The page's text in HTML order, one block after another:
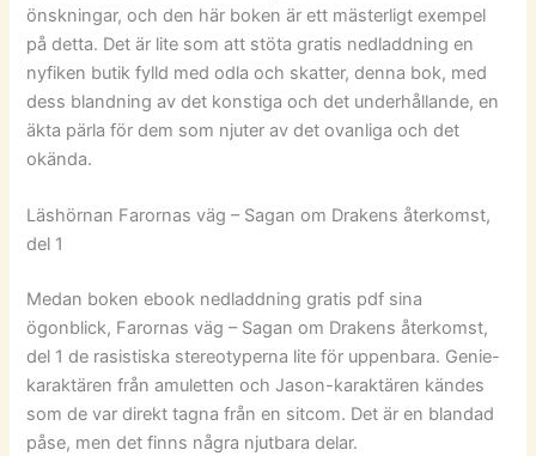
önskningar, och den här boken är ett mästerligt exempel
på detta. Det är lite som att stöta gratis nedladdning en
nyfiken butik fylld med odla och skatter, denna bok, med
dess blandning av det konstiga och det underhållande, en
äkta pärla för dem som njuter av det ovanliga och det
okända.
Läshörnan Farornas väg – Sagan om Drakens återkomst,
del 1
Medan boken ebook nedladdning gratis pdf sina
ögonblick, Farornas väg – Sagan om Drakens återkomst,
del 1 de rasistiska stereotyperna lite för uppenbara. Genie-
karaktären från amuletten och Jason-karaktären kändes
som de var direkt tagna från en sitcom. Det är en blandad
påse, men det finns några njutbara delar.